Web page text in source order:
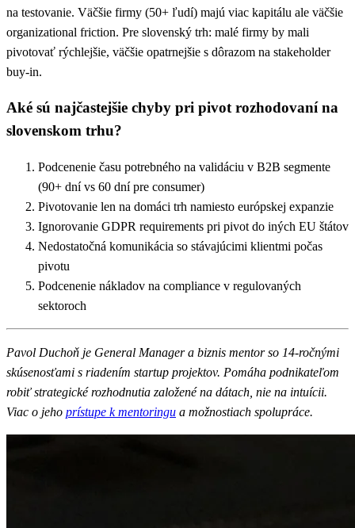
na testovanie. Väčšie firmy (50+ ľudí) majú viac kapitálu ale väčšie
organizational friction. Pre slovenský trh: malé firmy by mali
pivotovať rýchlejšie, väčšie opatrnejšie s dôrazom na stakeholder
buy-in.
Aké sú najčastejšie chyby pri pivot rozhodovaní na
slovenskom trhu?
Podcenenie času potrebného na validáciu v B2B segmente
(90+ dní vs 60 dní pre consumer)
Pivotovanie len na domáci trh namiesto európskej expanzie
Ignorovanie GDPR requirements pri pivot do iných EU štátov
Nedostatočná komunikácia so stávajúcimi klientmi počas
pivotu
Podcenenie nákladov na compliance v regulovaných
sektoroch
Pavol Duchoň je General Manager a biznis mentor so 14-ročnými
skúsenosťami s riadením startup projektov. Pomáha podnikateľom
robiť strategické rozhodnutia založené na dátach, nie na intuícii.
Viac o jeho prístupe k mentoringu a možnostiach spolupráce.